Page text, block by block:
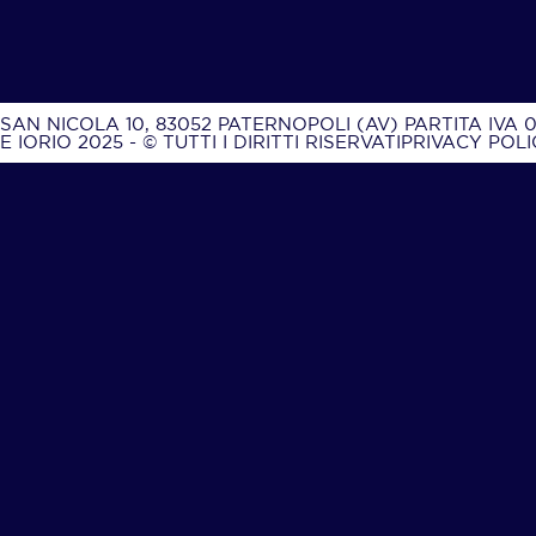
NICOLA 10, 83052 PATERNOPOLI (AV) PARTITA IVA
IORIO 2025 - © TUTTI I DIRITTI RISERVATIPRIVACY